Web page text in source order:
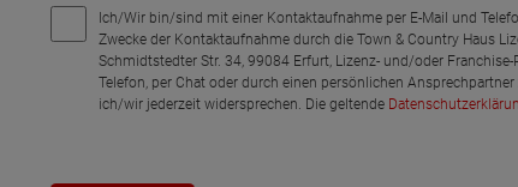
Ich/Wir bin/sind mit einer Kontaktaufnahme per E-Mail und
Zwecke der Kontaktaufnahme durch die Town & Country Haus
Schmidtstedter Str. 34, 99084 Erfurt, Lizenz- und/oder
Telefon, per Chat oder durch einen persönlichen
ich/wir jederzeit widersprechen. Die geltende